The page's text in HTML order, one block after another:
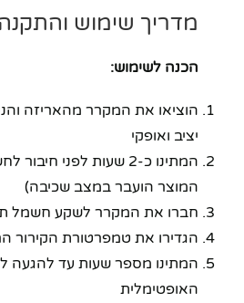
מדריך שימוש
הכנה לשימוש:
הוציאו את המקרר מהאריזה
יציב ואופקי
המתינו כ-2 שעות לפני
המוצר הועבר במצב שכיבה)
חברו את המקרר לשקע חשמל
הגדירו את טמפרטורת הקירור
המתינו מספר שעות עד להגעה
האופטימלית